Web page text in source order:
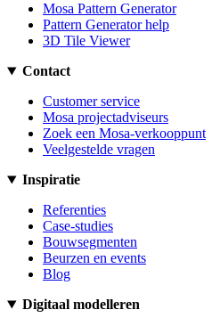
Mosa Pattern Generator
Pattern Generator help
3D Tile Viewer
Contact
Customer service
Mosa projectadviseurs
Zoek een Mosa-verkooppunt
Veelgestelde vragen
Inspiratie
Referenties
Case-studies
Bouwsegmenten
Beurzen en events
Blog
Digitaal modelleren